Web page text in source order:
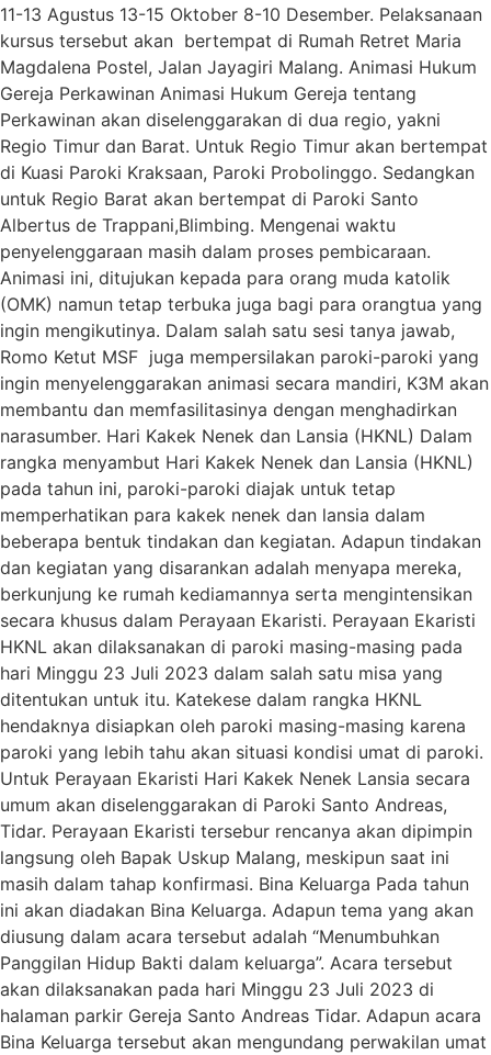
11-13 Agustus 13-15 Oktober 8-10 Desember. Pelaksanaan
kursus tersebut akan bertempat di Rumah Retret Maria
Magdalena Postel, Jalan Jayagiri Malang. Animasi Hukum
Gereja Perkawinan Animasi Hukum Gereja tentang
Perkawinan akan diselenggarakan di dua regio, yakni
Regio Timur dan Barat. Untuk Regio Timur akan bertempat
di Kuasi Paroki Kraksaan, Paroki Probolinggo. Sedangkan
untuk Regio Barat akan bertempat di Paroki Santo
Albertus de Trappani,Blimbing. Mengenai waktu
penyelenggaraan masih dalam proses pembicaraan.
Animasi ini, ditujukan kepada para orang muda katolik
(OMK) namun tetap terbuka juga bagi para orangtua yang
ingin mengikutinya. Dalam salah satu sesi tanya jawab,
Romo Ketut MSF juga mempersilakan paroki-paroki yang
ingin menyelenggarakan animasi secara mandiri, K3M akan
membantu dan memfasilitasinya dengan menghadirkan
narasumber. Hari Kakek Nenek dan Lansia (HKNL) Dalam
rangka menyambut Hari Kakek Nenek dan Lansia (HKNL)
pada tahun ini, paroki-paroki diajak untuk tetap
memperhatikan para kakek nenek dan lansia dalam
beberapa bentuk tindakan dan kegiatan. Adapun tindakan
dan kegiatan yang disarankan adalah menyapa mereka,
berkunjung ke rumah kediamannya serta mengintensikan
secara khusus dalam Perayaan Ekaristi. Perayaan Ekaristi
HKNL akan dilaksanakan di paroki masing-masing pada
hari Minggu 23 Juli 2023 dalam salah satu misa yang
ditentukan untuk itu. Katekese dalam rangka HKNL
hendaknya disiapkan oleh paroki masing-masing karena
paroki yang lebih tahu akan situasi kondisi umat di paroki.
Untuk Perayaan Ekaristi Hari Kakek Nenek Lansia secara
umum akan diselenggarakan di Paroki Santo Andreas,
Tidar. Perayaan Ekaristi tersebur rencanya akan dipimpin
langsung oleh Bapak Uskup Malang, meskipun saat ini
masih dalam tahap konfirmasi. Bina Keluarga Pada tahun
ini akan diadakan Bina Keluarga. Adapun tema yang akan
diusung dalam acara tersebut adalah “Menumbuhkan
Panggilan Hidup Bakti dalam keluarga”. Acara tersebut
akan dilaksanakan pada hari Minggu 23 Juli 2023 di
halaman parkir Gereja Santo Andreas Tidar. Adapun acara
Bina Keluarga tersebut akan mengundang perwakilan umat